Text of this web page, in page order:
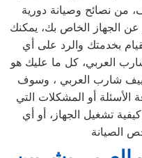
الجهاز الخاص بك، يمكنك
بخدمتك والرد على أي
العربي، كل ما عليك هو
شارب العربي ، وسوف
الأسئلة أو المشكلات التي
تشغيل الجهاز، أو أي
الصيانة